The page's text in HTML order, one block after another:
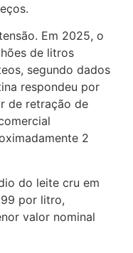
Em 2025, o
de litros
segundo dados
respondeu por
de retração de
2
do leite cru em
por litro,
valor nominal